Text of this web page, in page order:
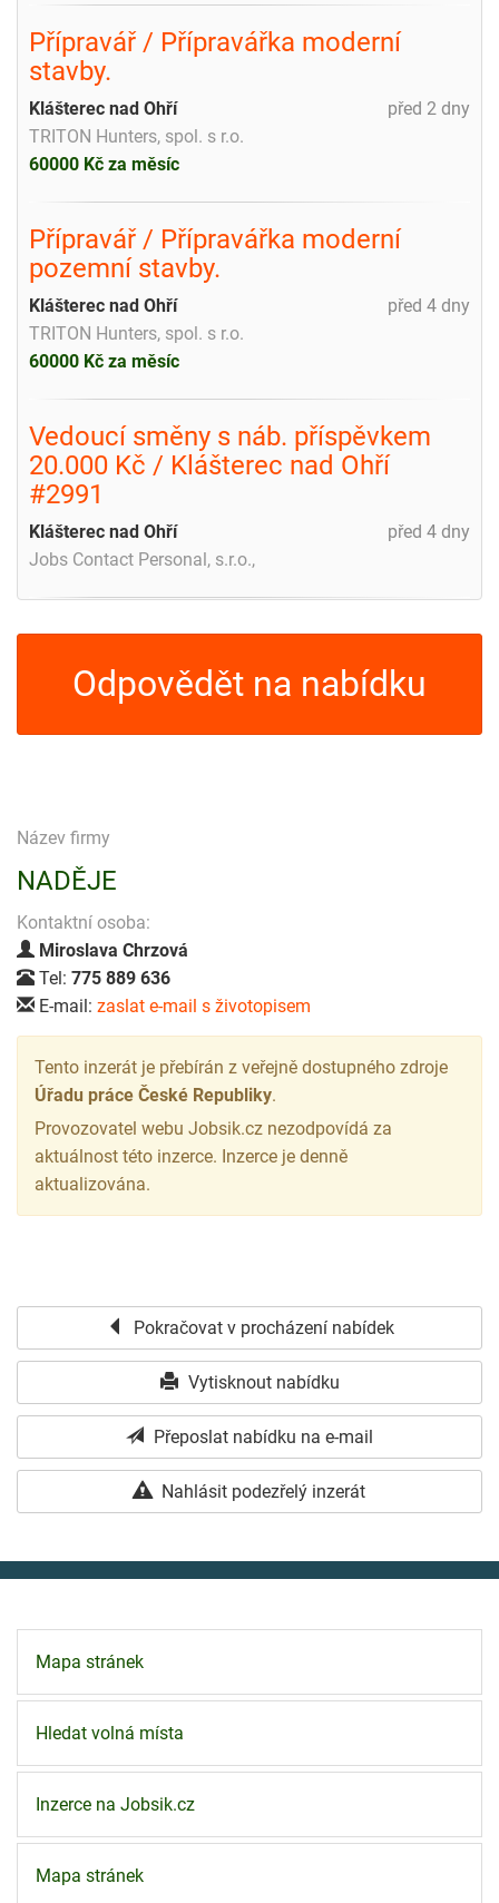
Přípravář / Přípravářka moderní
stavby.
před 2 dny
Klášterec nad Ohří
TRITON Hunters, spol. s r.o.
60000 Kč za měsíc
Přípravář / Přípravářka moderní
pozemní stavby.
před 4 dny
Klášterec nad Ohří
TRITON Hunters, spol. s r.o.
60000 Kč za měsíc
Vedoucí směny s náb. příspěvkem
20.000 Kč / Klášterec nad Ohří
#2991
před 4 dny
Klášterec nad Ohří
Jobs Contact Personal, s.r.o.,
Odpovědět na nabídku
Název firmy
NADĚJE
Kontaktní osoba:
Miroslava Chrzová
Tel: 775 889 636
E-mail: zaslat e-mail s životopisem
Tento inzerát je přebírán z veřejně dostupného zdroje
Úřadu práce České Republiky.
Provozovatel webu Jobsik.cz nezodpovídá za
aktuálnost této inzerce. Inzerce je denně
aktualizována.
Pokračovat v procházení nabídek
Vytisknout nabídku
Přeposlat nabídku na e-mail
Nahlásit podezřelý inzerát
Mapa stránek
Hledat volná místa
Inzerce na Jobsik.cz
Mapa stránek